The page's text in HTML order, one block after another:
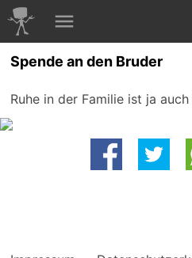
Spende an den Bruder
Ruhe in der Familie ist ja